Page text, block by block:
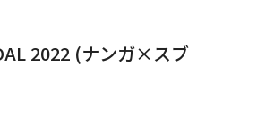
2022 (ナンガ×スブ